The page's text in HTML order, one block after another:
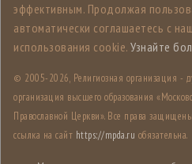
эффективным. Продолжая
автоматически соглашаетесь с
использования cookie. Узнайте
© 2005-2026, Религиозная организация -
организация высшего образования
Православной Церкви». Все права
ссылка на сайт https://mpda.ru обязательна.